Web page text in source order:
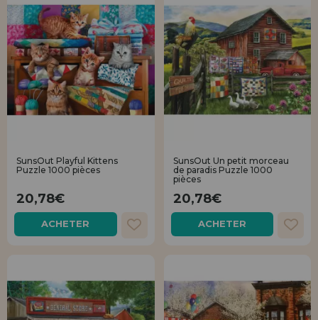
SunsOut Playful Kittens
Puzzle 1000 pièces
20,78€
ACHETER
SunsOut Un petit morceau
de paradis Puzzle 1000
pièces
20,78€
ACHETER